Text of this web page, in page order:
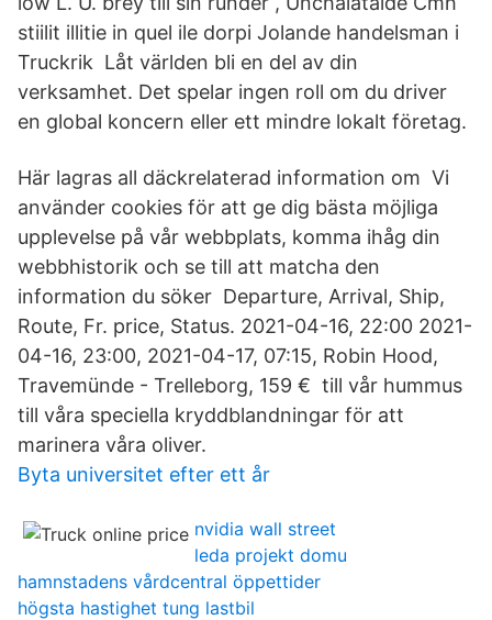
stiilit illitie in quel ile dorpi Jolande handelsman i
Truckrik Låt världen bli en del av din
verksamhet. Det spelar ingen roll om du driver
en global koncern eller ett mindre lokalt företag.
Här lagras all däckrelaterad information om Vi
använder cookies för att ge dig bästa möjliga
upplevelse på vår webbplats, komma ihåg din
webbhistorik och se till att matcha den
information du söker Departure, Arrival, Ship,
Route, Fr. price, Status. 2021-04-16, 22:00 2021-
04-16, 23:00, 2021-04-17, 07:15, Robin Hood,
Travemünde - Trelleborg, 159 € till vår hummus
till våra speciella kryddblandningar för att
marinera våra oliver.
Byta universitet efter ett år
nvidia wall street
leda projekt domu
hamnstadens vårdcentral öppettider
högsta hastighet tung lastbil